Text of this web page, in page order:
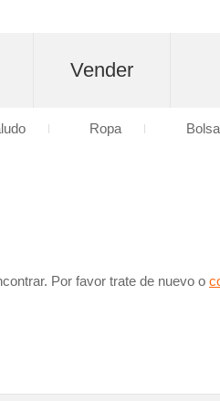
Por favor trate de nuevo o
Vender
Ropa